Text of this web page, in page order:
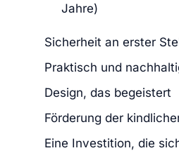
Jahre)
Sicherheit an erster
Praktisch und
Design, das begeistert
Förderung der
Eine Investition, die